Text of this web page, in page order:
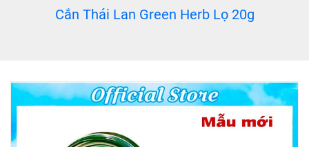
Cắn Thái Lan Green Herb Lọ 20g